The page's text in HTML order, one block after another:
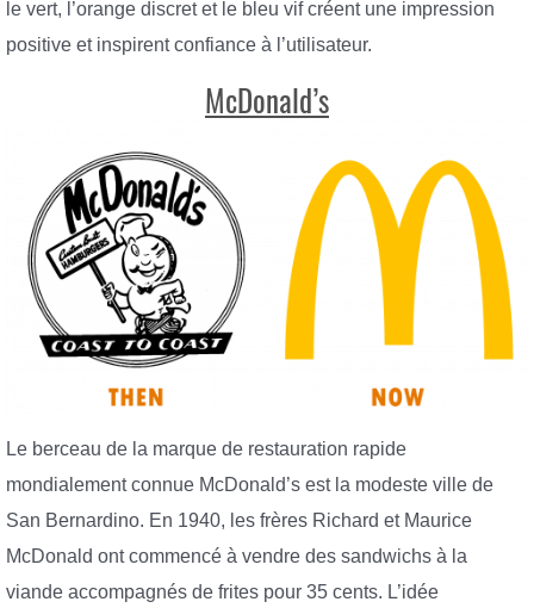
le vert, l’orange discret et le bleu vif créent une impression
positive et inspirent confiance à l’utilisateur.
McDonald’s
Le berceau de la marque de restauration rapide
mondialement connue McDonald’s est la modeste ville de
San Bernardino. En 1940, les frères Richard et Maurice
McDonald ont commencé à vendre des sandwichs à la
viande accompagnés de frites pour 35 cents. L’idée